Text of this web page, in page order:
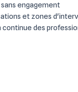
engagement
et zones
des